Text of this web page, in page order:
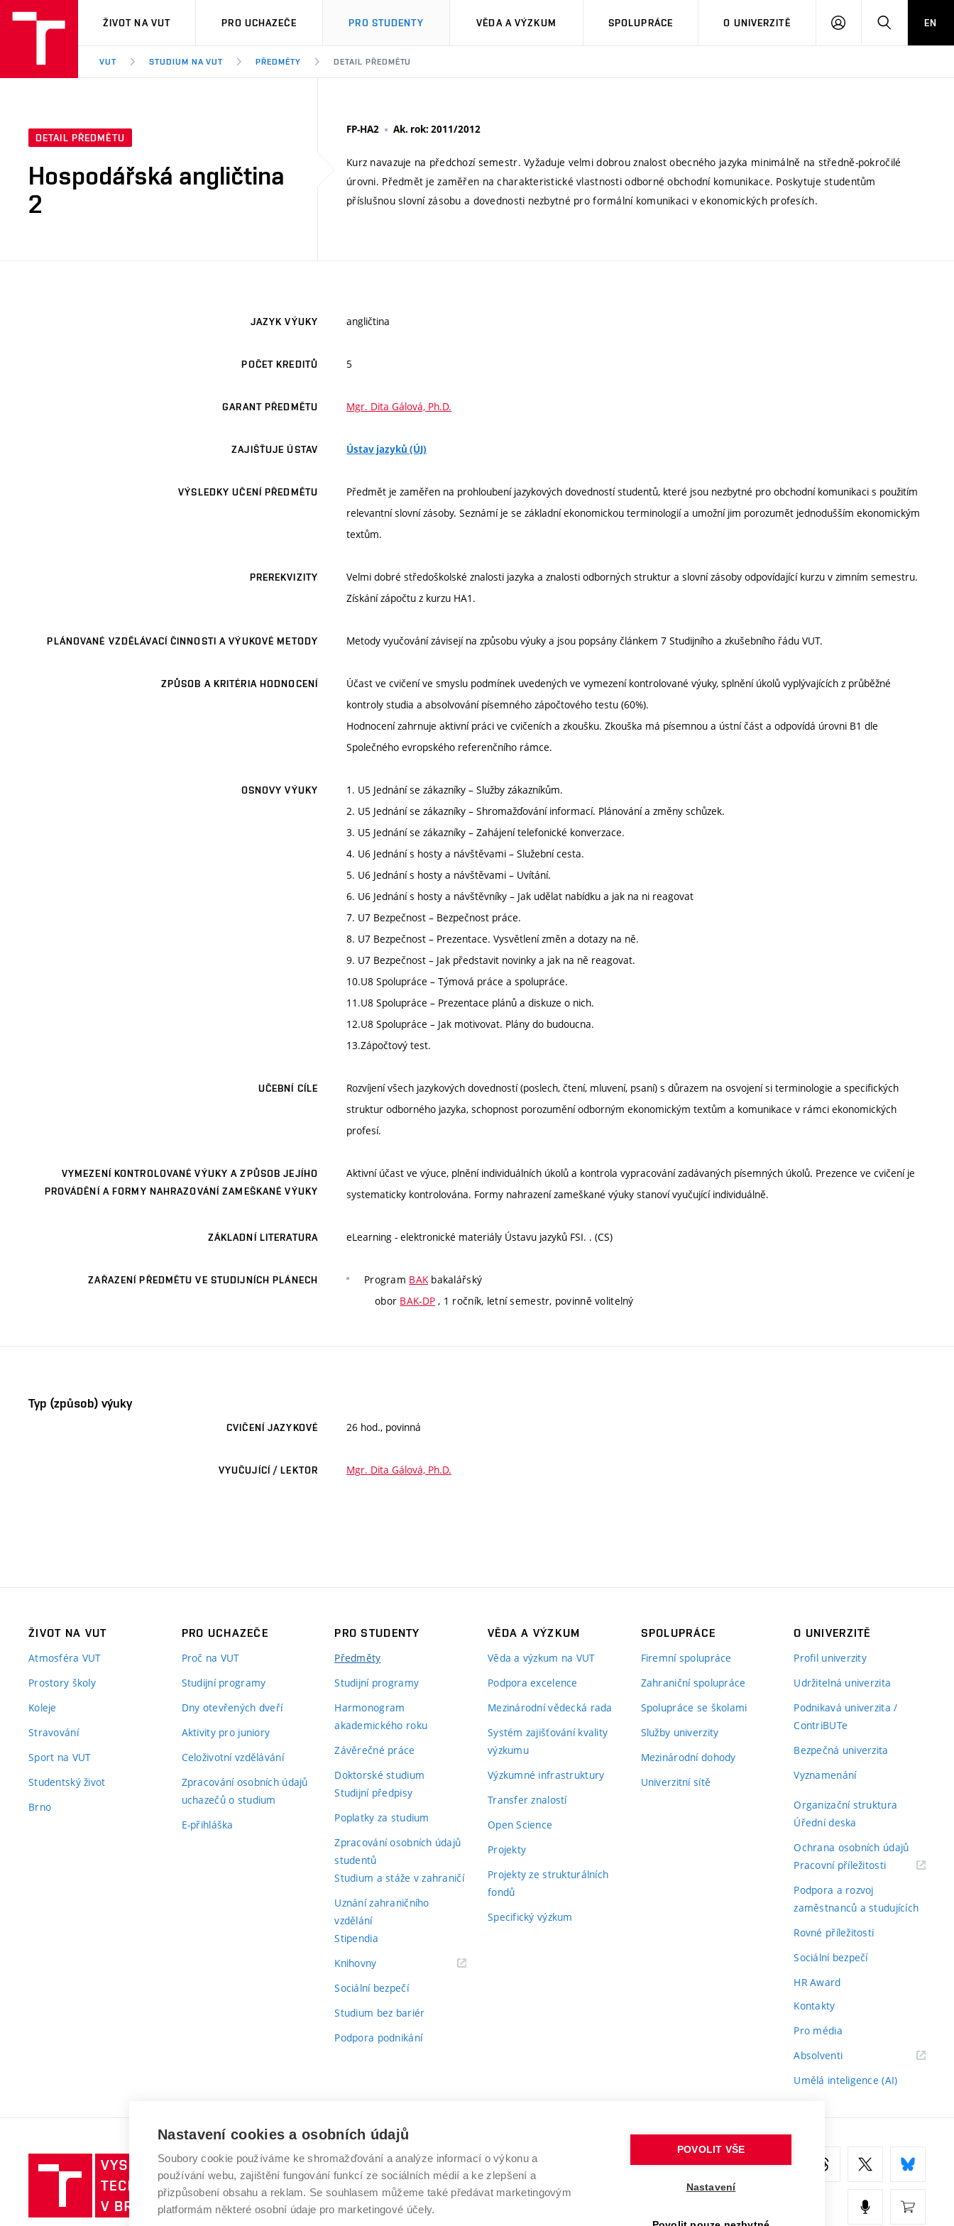
VUT
ŽIVOT NA VUT PRO UCHAZEČE PRO STUDENTY VĚDA A VÝZKUM SPOLUPRÁCE O UNIVERZITĚ
PŘIHLÁSIT HLEDATEN
VUT STUDIUM NA VUT PŘEDMĚTY DETAIL PŘEDMĚTU
DETAIL PŘEDMĚTU
Hospodářská angličtina
2
FP-HA2 Ak. rok: 2011/2012
Kurz navazuje na předchozí semestr. Vyžaduje velmi dobrou znalost obecného jazyka minimálně na středně-pokročilé
úrovni. Předmět je zaměřen na charakteristické vlastnosti odborné obchodní komunikace. Poskytuje studentům
příslušnou slovní zásobu a dovednosti nezbytné pro formální komunikaci v ekonomických profesích.
JAZYK VÝUKY angličtina
POČET KREDITŮ 5
GARANT PŘEDMĚTU Mgr. Dita Gálová, Ph.D.
ZAJIŠŤUJE ÚSTAV Ústav jazyků (ÚJ)
VÝSLEDKY UČENÍ PŘEDMĚTU
Předmět je zaměřen na prohloubení jazykových dovedností studentů, které jsou nezbytné pro obchodní komunikaci s použitím
relevantní slovní zásoby. Seznámí je se základní ekonomickou terminologií a umožní jim porozumět jednodušším ekonomickým
textům.
PREREKVIZITY
Velmi dobré středoškolské znalosti jazyka a znalosti odborných struktur a slovní zásoby odpovídající kurzu v zimním semestru.
Získání zápočtu z kurzu HA1.
PLÁNOVANÉ VZDĚLÁVACÍ ČINNOSTI A VÝUKOVÉ METODY Metody vyučování závisejí na způsobu výuky a jsou popsány článkem 7 Studijního a zkušebního řádu VUT.
ZPŮSOB A KRITÉRIA HODNOCENÍ
Účast ve cvičení ve smyslu podmínek uvedených ve vymezení kontrolované výuky, splnění úkolů vyplývajících z průběžné
kontroly studia a absolvování písemného zápočtového testu (60%).
Hodnocení zahrnuje aktivní práci ve cvičeních a zkoušku. Zkouška má písemnou a ústní část a odpovídá úrovni B1 dle
Společného evropského referenčního rámce.
OSNOVY VÝUKY
1. U5 Jednání se zákazníky – Služby zákazníkům.
2. U5 Jednání se zákazníky – Shromažďování informací. Plánování a změny schůzek.
3. U5 Jednání se zákazníky – Zahájení telefonické konverzace.
4. U6 Jednání s hosty a návštěvami – Služební cesta.
5. U6 Jednání s hosty a návštěvami – Uvítání.
6. U6 Jednání s hosty a návštěvníky – Jak udělat nabídku a jak na ni reagovat
7. U7 Bezpečnost – Bezpečnost práce.
8. U7 Bezpečnost – Prezentace. Vysvětlení změn a dotazy na ně.
9. U7 Bezpečnost – Jak představit novinky a jak na ně reagovat.
10.U8 Spolupráce – Týmová práce a spolupráce.
11.U8 Spolupráce – Prezentace plánů a diskuze o nich.
12.U8 Spolupráce – Jak motivovat. Plány do budoucna.
13.Zápočtový test.
UČEBNÍ CÍLE
Rozvíjení všech jazykových dovedností (poslech, čtení, mluvení, psaní) s důrazem na osvojení si terminologie a specifických
struktur odborného jazyka, schopnost porozumění odborným ekonomickým textům a komunikace v rámci ekonomických
profesí.
VYMEZENÍ KONTROLOVANÉ VÝUKY A ZPŮSOB JEJÍHO
PROVÁDĚNÍ A FORMY NAHRAZOVÁNÍ ZAMEŠKANÉ VÝUKY
Aktivní účast ve výuce, plnění individuálních úkolů a kontrola vypracování zadávaných písemných úkolů. Prezence ve cvičení je
systematicky kontrolována. Formy nahrazení zameškané výuky stanoví vyučující individuálně.
ZÁKLADNÍ LITERATURA eLearning - elektronické materiály Ústavu jazyků FSI. . (CS)
ZAŘAZENÍ PŘEDMĚTU VE STUDIJNÍCH PLÁNECH Program BAKbakalářský
obor BAK-DP , 1 ročník, letní semestr, povinně volitelný
Typ (způsob) výuky
CVIČENÍ JAZYKOVÉ 26 hod., povinná
VYUČUJÍCÍ / LEKTOR Mgr. Dita Gálová, Ph.D.
ŽIVOT NA VUT
Atmosféra VUT
Prostory školy
Koleje
Stravování
Sport na VUT
Studentský život
Brno
PRO UCHAZEČE
Proč na VUT
Studijní programy
Dny otevřených dveří
Aktivity pro juniory
Celoživotní vzdělávání
Zpracování osobních údajů
uchazečů o studium
E-přihláška
PRO STUDENTY
Předměty
Studijní programy
Harmonogram
akademického roku
Závěrečné práce
Doktorské studium
Studijní předpisy
Poplatky za studium
Zpracování osobních údajů
studentů
Studium a stáže v zahraničí
Uznání zahraničního
vzdělání
Stipendia
Knihovny(externí
Sociální bezpečí
Studium bez bariér
Podpora podnikání
VĚDA A VÝZKUM
Věda a výzkum na VUT
Podpora excelence
Mezinárodní vědecká rada
Systém zajišťování kvality
výzkumu
Výzkumné infrastruktury
Transfer znalostí
Open Science
Projekty
Projekty ze strukturálních
fondů
Specifický výzkum
SPOLUPRÁCE
Firemní spolupráce
Zahraniční spolupráce
Spolupráce se školami
Služby univerzity
Mezinárodní dohody
Univerzitní sítě
O UNIVERZITĚ
Profil univerzity
Udržitelná univerzita
Podnikavá univerzita /
ContriBUTe
Bezpečná univerzita
Vyznamenání
Organizační struktura
Úřední deska
Ochrana osobních údajů
Pracovní příležitosti(externí
Podpora a rozvoj
zaměstnanců a studujících
Rovné příležitosti
Sociální bezpečí
HR Award
Kontakty
Pro média
Absolventi(externí
Umělá inteligence (AI)
Vysoké
učení
technické
v
VYSOKÉ UČENÍ TECHNICKÉ V BRNĚ
Antonínská 548/1
602 00 Brno
www.vut.cz
Nastavení cookies a osobních údajů
Soubory cookie používáme ke shromažďování a analýze informací o výkonu a
používání webu, zajištění fungování funkcí ze sociálních médií a ke zlepšení a
přizpůsobení obsahu a reklam. Se souhlasem můžeme také předávat marketingovým
platformám některé osobní údaje pro marketingové účely.
POVOLIT VŠE
Nastavení